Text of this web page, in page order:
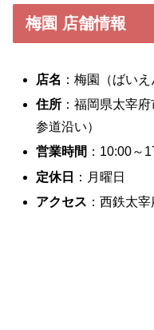
梅園 店舗情報
店名 ：梅園（ばいえ
住所 ：福岡県太宰
参道沿い）
営業時間 ：10:00～
定休日
：月曜日
アクセス ：西鉄太